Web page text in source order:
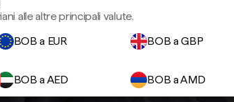
alle altre principali valute.
BOB a EUR BOB a GBP
BOB a AED BOB a AMD